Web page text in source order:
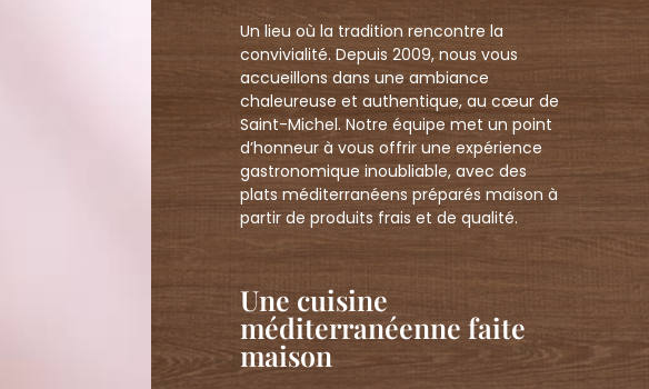
Un lieu où la tradition rencontre la
convivialité. Depuis 2009, nous vous
accueillons dans une ambiance
chaleureuse et authentique, au cœur de
Saint-Michel. Notre équipe met un point
d’honneur à vous offrir une expérience
gastronomique inoubliable, avec des
plats méditerranéens préparés maison à
partir de produits frais et de qualité.
Une cuisine
méditerranéenne faite
maison